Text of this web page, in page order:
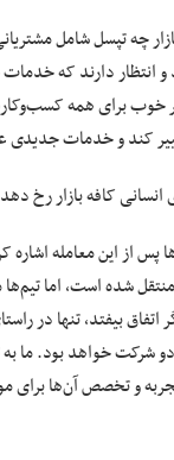
چه تپسل شامل
انتظار دارند که
خوب برای همه
کند و خدمات
انسانی کافه بازار رخ دهد
پس از این معامله
شده است، اما
بیفتد، تنها در
شرکت خواهد بود. ما به
و تخصص آن‌ها برای